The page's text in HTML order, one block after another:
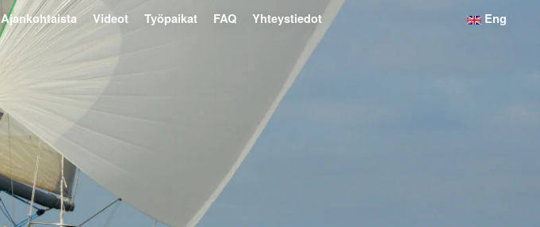
Ajankohtaista Videot Työpaikat FAQ Yhteystiedot Eng